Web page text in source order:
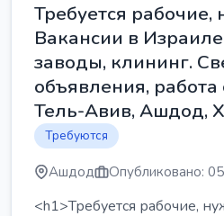
Требуется
Вакансии в
заводы, клининг.
объявления, работа
Тель-Авив, Ашдод,
Требуются
Ашдод Опубликовано:
<h1>Требуется рабочие,